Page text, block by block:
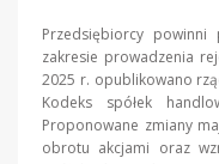
Przedsiębiorcy
zakresie prowadzenia
2025 r. opublikowano
Kodeks spółek
Proponowane zmiany
obrotu akcjami oraz